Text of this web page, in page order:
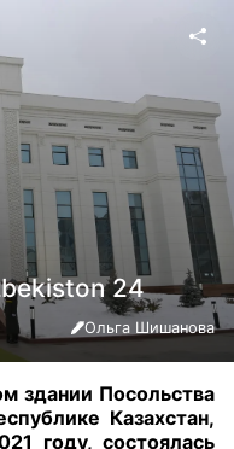
24
Ольга Шишанова
здании Посольства
Казахстан,
году, состоялась